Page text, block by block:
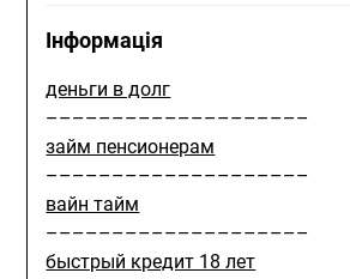
Інформація
деньги в долг
––––––––––––––––––––
займ пенсионерам
––––––––––––––––––––
вайн тайм
––––––––––––––––––––
быстрый кредит 18 лет